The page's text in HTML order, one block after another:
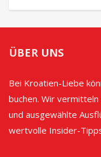
ÜBER UNS
Bei Kroatien-Liebe
buchen. Wir
und ausgewählte
wertvolle Insider-